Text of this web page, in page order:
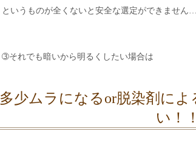
というものが全くないと安全な選定ができません…
➂それでも暗いから明るくしたい場合は
多少ムラになるor脱染剤に
い！！